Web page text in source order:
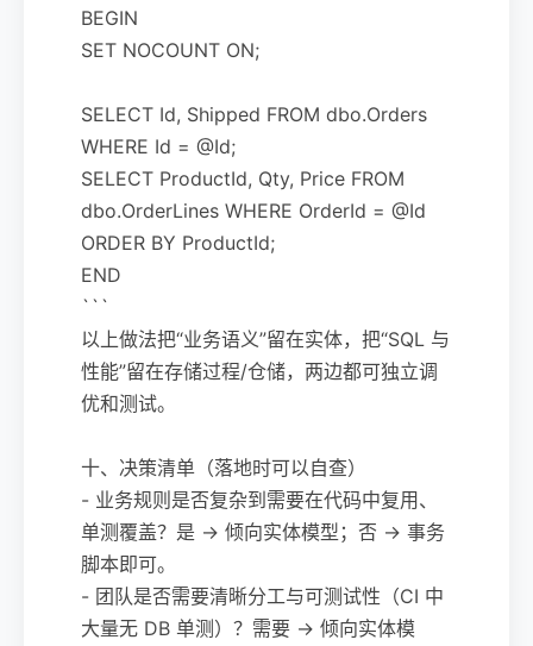
BEGIN
SET NOCOUNT ON;
SELECT Id, Shipped FROM dbo.Orders
WHERE Id = @Id;
SELECT ProductId, Qty, Price FROM
dbo.OrderLines WHERE OrderId = @Id
ORDER BY ProductId;
END
```
以上做法把“业务语义”留在实体，把“SQL 与
性能”留在存储过程/仓储，两边都可独立调
优和测试。
十、决策清单（落地时可以自查）
- 业务规则是否复杂到需要在代码中复用、
单测覆盖？是 → 倾向实体模型；否 → 事务
脚本即可。
- 团队是否需要清晰分工与可测试性（CI 中
大量无 DB 单测）？需要 → 倾向实体模